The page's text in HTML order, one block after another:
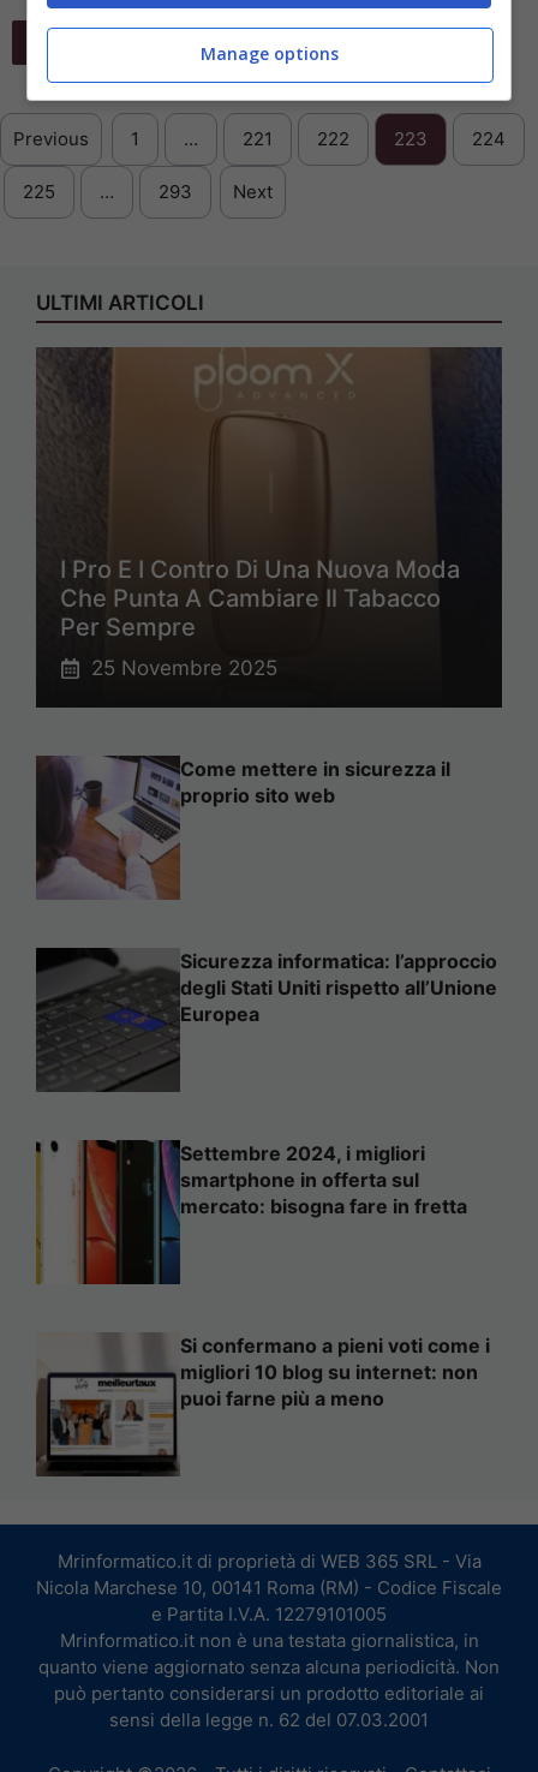
Previous 1 … 221 222 223 224
225 … 293 Next
ULTIMI ARTICOLI
I Pro E I Contro Di Una Nuova Moda
Che Punta A Cambiare Il Tabacco
Per Sempre
25 Novembre 2025
Come mettere in sicurezza il
proprio sito web
Sicurezza informatica: l’approccio
degli Stati Uniti rispetto all’Unione
Europea
Settembre 2024, i migliori
smartphone in offerta sul
mercato: bisogna fare in fretta
Si confermano a pieni voti come i
migliori 10 blog su internet: non
puoi farne più a meno
Mrinformatico.it di proprietà di WEB 365 SRL - Via
Nicola Marchese 10, 00141 Roma (RM) - Codice Fiscale
e Partita I.V.A. 12279101005
Mrinformatico.it non è una testata giornalistica, in
quanto viene aggiornato senza alcuna periodicità. Non
può pertanto considerarsi un prodotto editoriale ai
sensi della legge n. 62 del 07.03.2001
Manage options